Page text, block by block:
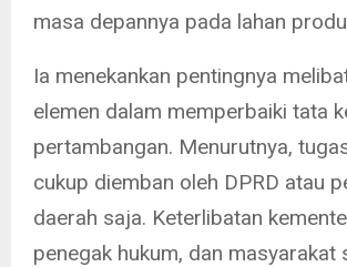
masa depannya pada lahan
Ia menekankan pentingnya
elemen dalam memperbaiki tata
pertambangan. Menurutnya,
cukup diemban oleh DPRD atau
daerah saja. Keterlibatan
penegak hukum, dan masyarakat